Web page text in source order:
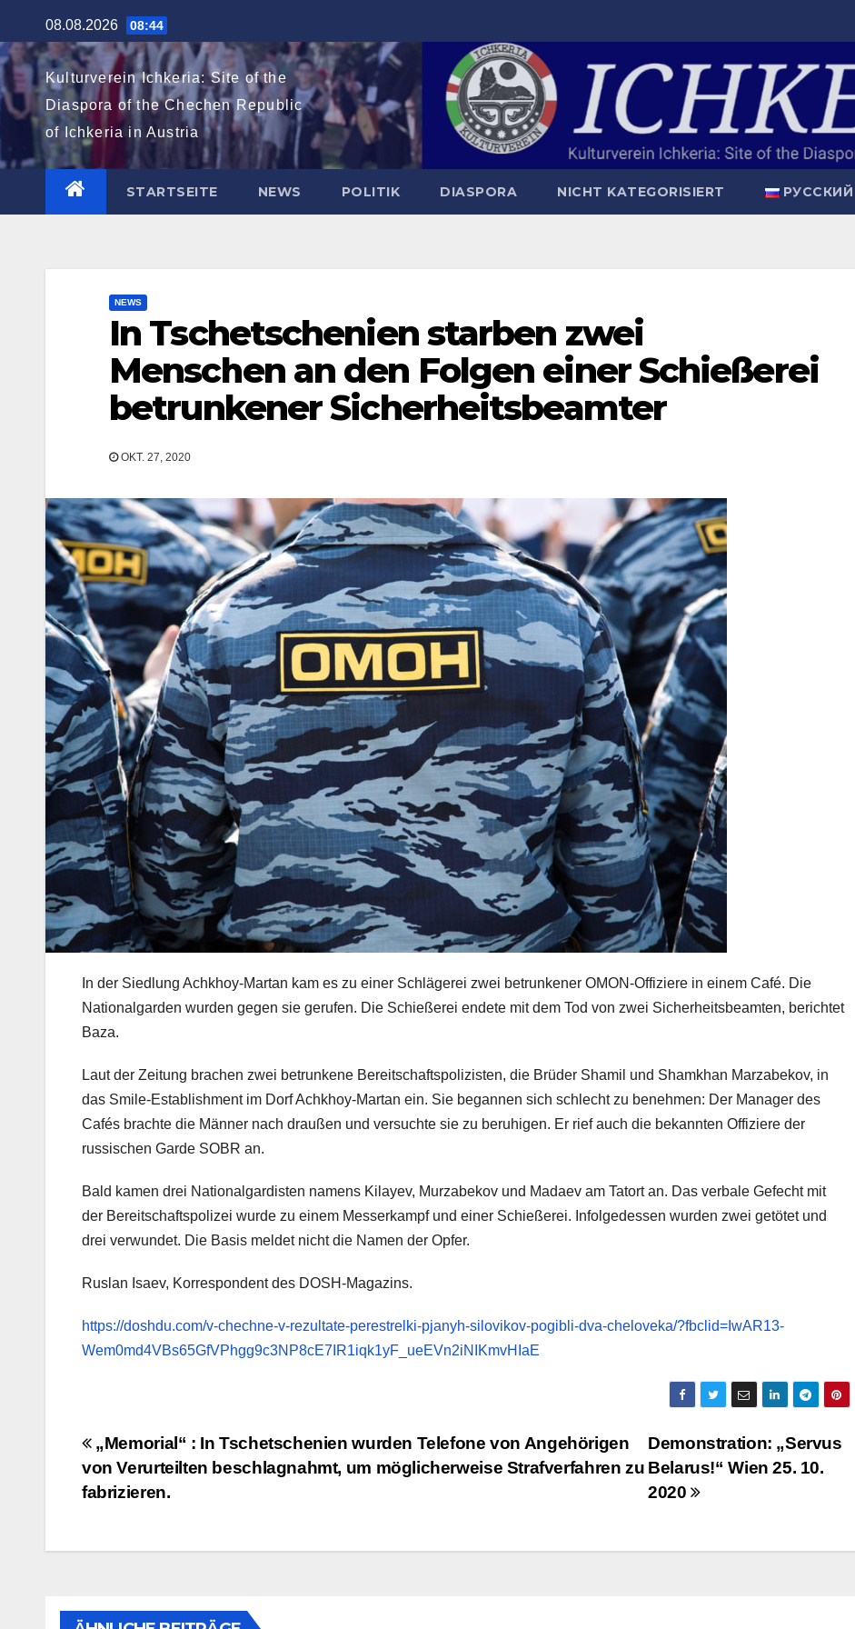
Inhalt
springen
08.08.2026 08:44
Kulturverein Ichkeria: Site of the
Diaspora of the Chechen Republic
of Ichkeria in Austria
STARTSEITE NEWS POLITIK DIASPORA NICHT KATEGORISIERT РУССКИЙ
NEWS
In Tschetschenien starben zwei
Menschen an den Folgen einer Schießerei
betrunkener Sicherheitsbeamter
OKT. 27, 2020
In der Siedlung Achkhoy-Martan kam es zu einer Schlägerei zwei betrunkener OMON-Offiziere in einem Café. Die
Nationalgarden wurden gegen sie gerufen. Die Schießerei endete mit dem Tod von zwei Sicherheitsbeamten, berichtet
Baza.
Laut der Zeitung brachen zwei betrunkene Bereitschaftspolizisten, die Brüder Shamil und Shamkhan Marzabekov, in
das Smile-Establishment im Dorf Achkhoy-Martan ein. Sie begannen sich schlecht zu benehmen: Der Manager des
Cafés brachte die Männer nach draußen und versuchte sie zu beruhigen. Er rief auch die bekannten Offiziere der
russischen Garde SOBR an.
Bald kamen drei Nationalgardisten namens Kilayev, Murzabekov und Madaev am Tatort an. Das verbale Gefecht mit
der Bereitschaftspolizei wurde zu einem Messerkampf und einer Schießerei. Infolgedessen wurden zwei getötet und
drei verwundet. Die Basis meldet nicht die Namen der Opfer.
Ruslan Isaev, Korrespondent des DOSH-Magazins.
https://doshdu.com/v-chechne-v-rezultate-perestrelki-pjanyh-silovikov-pogibli-dva-cheloveka/?fbclid=IwAR13-
Wem0md4VBs65GfVPhgg9c3NP8cE7IR1iqk1yF_ueEVn2iNIKmvHIaE
Beitragsnavigation
Demonstration: „Servus
Belarus!“ Wien 25. 10.
2020
„Memorial“ : In Tschetschenien wurden Telefone von Angehörigen
von Verurteilten beschlagnahmt, um möglicherweise Strafverfahren zu
fabrizieren.